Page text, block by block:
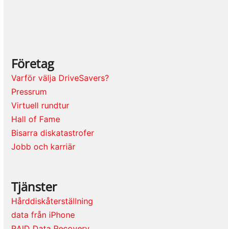
Företag
Varför välja DriveSavers?
Pressrum
Virtuell rundtur
Hall of Fame
Bisarra diskatastrofer
Jobb och karriär
Tjänster
Hårddiskåterställning
data från iPhone